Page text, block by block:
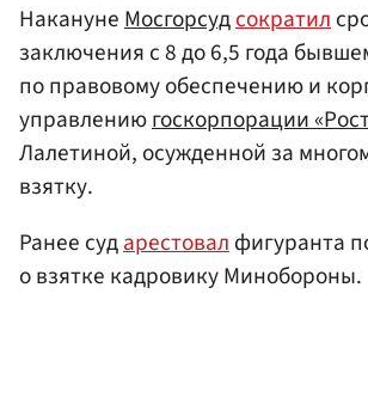
НаканунеМосгорсудсократил
заключения с 8 до 6,5 года
по правовому обеспечению и
управлениюгоскорпорации
Лалетиной, осужденной за
взятку.
Ранее сударестовалфигуранта
о взятке кадровику Минобороны.